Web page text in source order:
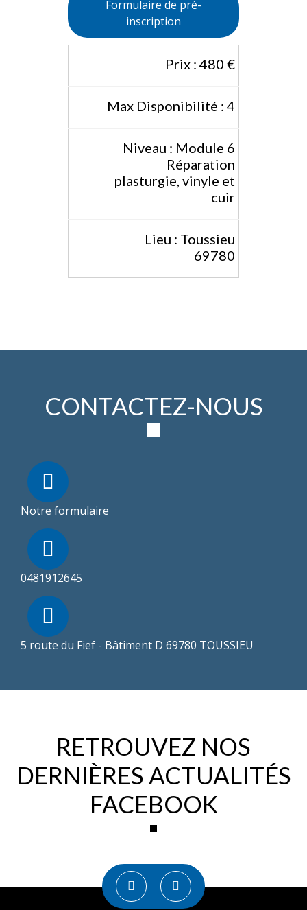
Formulaire de pré-
inscription
Prix : 480 €
Max Disponibilité : 4
Niveau : Module 6
Réparation
plasturgie, vinyle et
cuir
Lieu : Toussieu
69780
CONTACTEZ-NOUS
Notre formulaire
0481912645
5 route du Fief - Bâtiment D 69780 TOUSSIEU
RETROUVEZ NOS
DERNIÈRES ACTUALITÉS
FACEBOOK